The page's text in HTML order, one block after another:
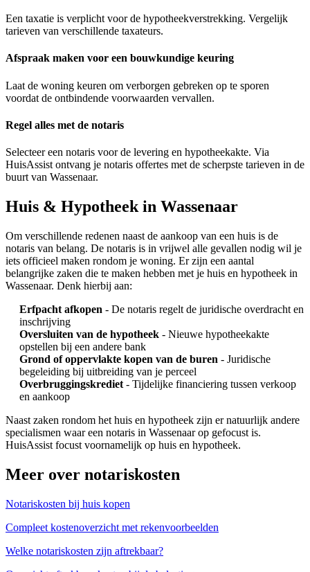
Een taxatie is verplicht voor de hypotheekverstrekking. Vergelijk
tarieven van verschillende taxateurs.
Afspraak maken voor een bouwkundige keuring
Laat de woning keuren om verborgen gebreken op te sporen
voordat de ontbindende voorwaarden vervallen.
Regel alles met de notaris
Selecteer een notaris voor de levering en hypotheekakte. Via
HuisAssist ontvang je notaris offertes met de scherpste tarieven in de
buurt van Wassenaar.
Huis & Hypotheek in Wassenaar
Om verschillende redenen naast de aankoop van een huis is de
notaris van belang. De notaris is in vrijwel alle gevallen nodig wil je
iets officieel maken rondom je woning. Er zijn een aantal
belangrijke zaken die te maken hebben met je huis en hypotheek in
Wassenaar. Denk hierbij aan:
Erfpacht afkopen - De notaris regelt de juridische overdracht en
inschrijving
Oversluiten van de hypotheek - Nieuwe hypotheekakte
opstellen bij een andere bank
Grond of oppervlakte kopen van de buren - Juridische
begeleiding bij uitbreiding van je perceel
Overbruggingskrediet - Tijdelijke financiering tussen verkoop
en aankoop
Naast zaken rondom het huis en hypotheek zijn er natuurlijk andere
specialismen waar een notaris in Wassenaar op gefocust is.
HuisAssist focust voornamelijk op huis en hypotheek.
Meer over notariskosten
Notariskosten bij huis kopen
Compleet kostenoverzicht met rekenvoorbeelden
Welke notariskosten zijn aftrekbaar?